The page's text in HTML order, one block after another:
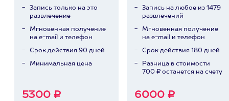
Запись только на это
развлечение
Мгновенная получение
на e-mail и телефон
Срок действия 90 дней
Минимальная цена
5300 ₽
Запись на любое из 1479
развлечений
Мгновенная получение
на e-mail и телефон
Срок действия 180 дней
Разница в стоимости
700 ₽ останется на счету
6000 ₽